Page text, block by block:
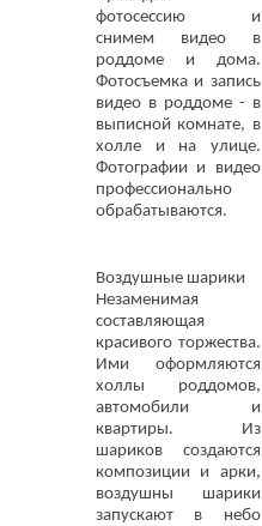
фотосессию и
снимем видео в
роддоме и дома.
Фотосъемка и запись
видео в роддоме - в
выписной комнате, в
холле и на улице.
Фотографии и видео
профессионально
обрабатываются.
Воздушные шарики
Незаменимая
составляющая
красивого торжества.
Ими оформляются
холлы роддомов,
автомобили и
квартиры. Из
шариков создаются
композиции и арки,
воздушны шарики
запускают в небо